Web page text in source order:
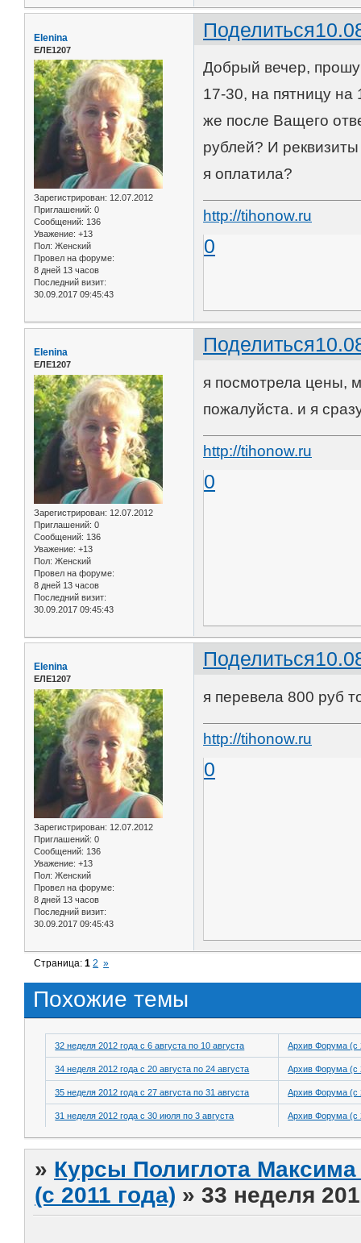
Поделиться
Elenina
ЕЛЕ1207
Зарегистрирован: 12.07.2012
Приглашений: 0
Сообщений: 136
Уважение: +13
Пол: Женский
Провел на форуме:
8 дней 13 часов
Последний визит:
30.09.2017 09:45:43
Добрый вечер, прошу
17-30, на пятницу на
же после Ващего
рублей? И
я оплатила?
http://tihonow.ru
0
Поделиться
Elenina
ЕЛЕ1207
Зарегистрирован: 12.07.2012
Приглашений: 0
Сообщений: 136
Уважение: +13
Пол: Женский
Провел на форуме:
8 дней 13 часов
Последний визит:
30.09.2017 09:45:43
я посмотрела цены,
пожалуйста. и я
http://tihonow.ru
0
Поделиться
Elenina
ЕЛЕ1207
Зарегистрирован: 12.07.2012
Приглашений: 0
Сообщений: 136
Уважение: +13
Пол: Женский
Провел на форуме:
8 дней 13 часов
Последний визит:
30.09.2017 09:45:43
я перевела 800 руб
http://tihonow.ru
0
Страница:1 2 »
Похожие темы
32 неделя 2012 года с 6 августа по 10 августа Архив Форума (с
34 неделя 2012 года с 20 августа по 24 августа Архив Форума (с
35 неделя 2012 года с 27 августа по 31 августа Архив Форума (с
31 неделя 2012 года с 30 июля по 3 августа Архив Форума (с
» Курсы Полиглота
(с 2011 года) »33 неделя